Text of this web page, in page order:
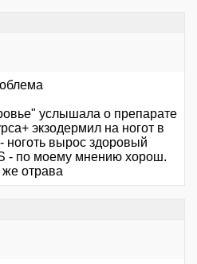
услышала о препарате
экзодермил на ногот в
ноготь вырос здоровый
- по моему мнению хорош.
же отрава